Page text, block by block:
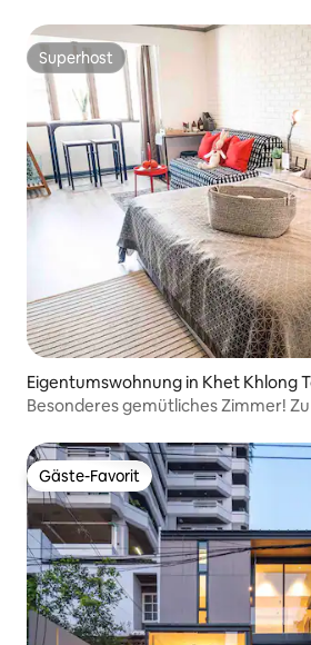
Superhost
Superhost
Eigentumswohnung in Khet Khlong
Besonderes gemütliches Zimmer!
Gäste-Favorit
Gäste-Favorit